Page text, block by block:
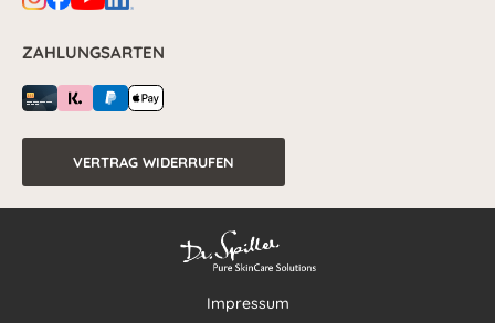
ZAHLUNGSARTEN
VERTRAG WIDERRUFEN
Impressum